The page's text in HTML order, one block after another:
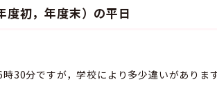
度初，年度末）の平日
分ですが，学校により多少違いがあります